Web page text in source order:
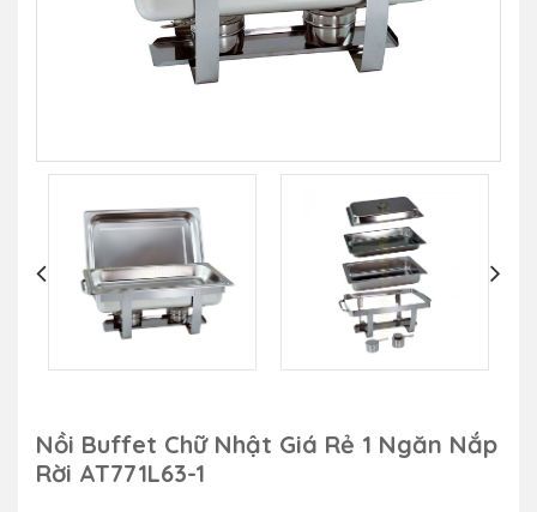
Nồi Buffet Chữ Nhật Giá Rẻ 1 Ngăn Nắp
Rời AT771L63-1